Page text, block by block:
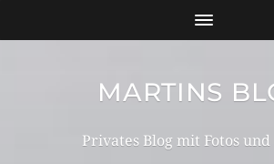
MARTINS
Privates Blog mit Fotos